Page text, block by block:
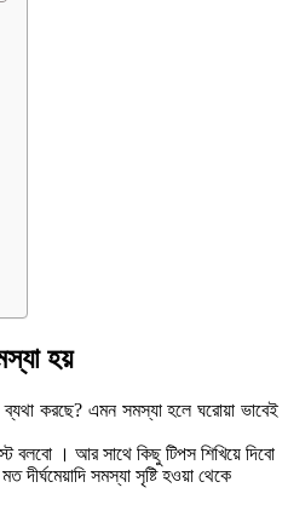
হয়
করছে? এমন সমস্যা হলে ঘরোয়া ভাবেই
বলবো । আর সাথে কিছু টিপস শিখিয়ে দিবো
দীর্ঘমেয়াদি সমস্যা সৃষ্টি হওয়া থেকে